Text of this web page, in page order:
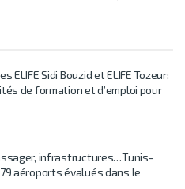
ELIFE Sidi Bouzid et ELIFE Tozeur:
de formation et d’emploi pour
infrastructures…Tunis-
aéroports évalués dans le